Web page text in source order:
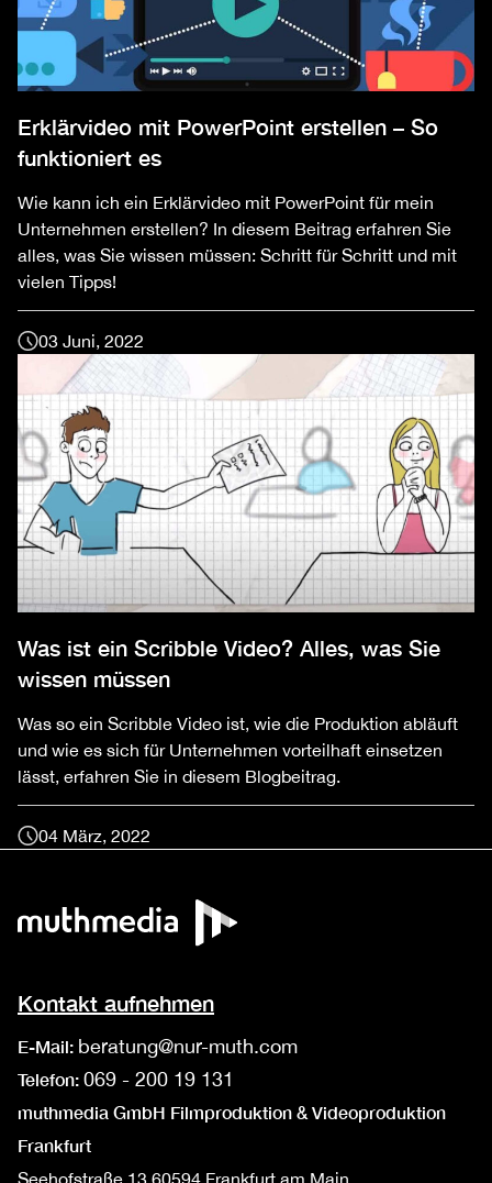
Erklärvideo mit PowerPoint erstellen – So
funktioniert es
Wie kann ich ein Erklärvideo mit PowerPoint für mein
Unternehmen erstellen? In diesem Beitrag erfahren Sie
alles, was Sie wissen müssen: Schritt für Schritt und mit
vielen Tipps!
03 Juni, 2022
Was ist ein Scribble Video? Alles, was Sie
wissen müssen
Was so ein Scribble Video ist, wie die Produktion abläuft
und wie es sich für Unternehmen vorteilhaft einsetzen
lässt, erfahren Sie in diesem Blogbeitrag.
04 März, 2022
Kontakt aufnehmen
E-Mail: beratung@nur-muth.com
Telefon: 069 - 200 19 131
muthmedia GmbH Filmproduktion & Videoproduktion
Frankfurt